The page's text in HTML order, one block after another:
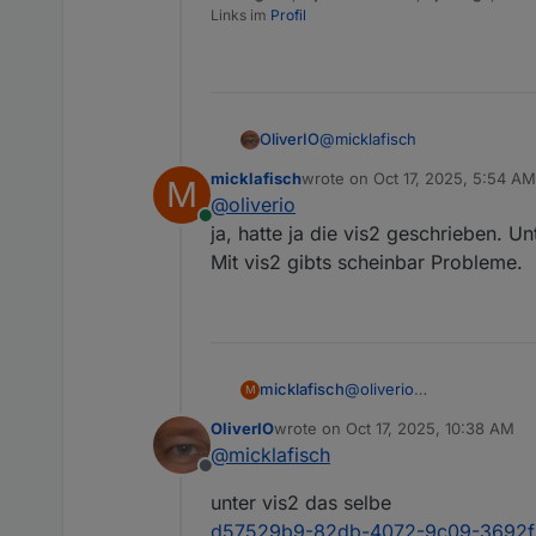
Links im Profil
OliverIO@micklafisch
also hier funktioniert das
M
Online
micklafischwrote on Oct 17, 2025, 5:54 AM
last edited by
@oliverio
ja, hatte ja die vis2 geschrieben.
Mit vis2 gibts scheinbar Probleme.
M micklafisch@oliverio
vis2 gibts scheinbar
Offline
OliverIOwrote on Oct 17, 2025, 10:38 AM
last edited by
@micklafisch
unter vis2 das selbe